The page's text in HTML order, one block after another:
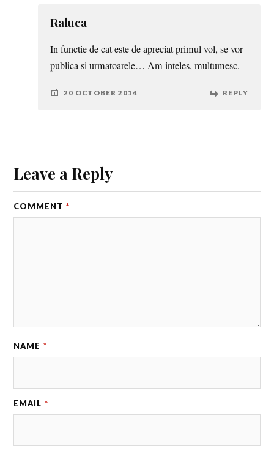
Raluca
In functie de cat este de apreciat primul vol, se vor
publica si urmatoarele… Am inteles, multumesc.
20 OCTOBER 2014 REPLY
Leave a Reply
COMMENT *
NAME *
EMAIL *